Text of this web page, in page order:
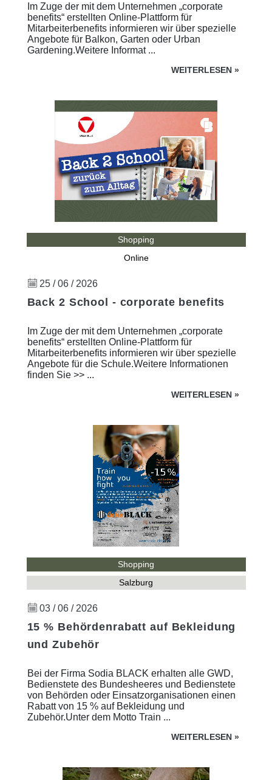
Im Zuge der mit dem Unternehmen „corporate
benefits“ erstellten Online-Plattform für
Mitarbeiterbenefits informieren wir über spezielle
Angebote für Balkon, Garten oder Urban
Gardening.Weitere Informat ...
WEITERLESEN »
Shopping
Online
25 / 06 / 2026
Back 2 School - corporate benefits
Im Zuge der mit dem Unternehmen „corporate
benefits“ erstellten Online-Plattform für
Mitarbeiterbenefits informieren wir über spezielle
Angebote für die Schule.Weitere Informationen
finden Sie >> ...
WEITERLESEN »
Shopping
Salzburg
03 / 06 / 2026
15 % Behördenrabatt auf Bekleidung
und Zubehör
Bei der Firma Sodia BLACK erhalten alle GWD,
Bedienstete des Bundesheeres und Bedienstete
von Behörden oder Einsatzorganisationen einen
Rabatt von 15 % auf Bekleidung und
Zubehör.Unter dem Motto Train ...
WEITERLESEN »